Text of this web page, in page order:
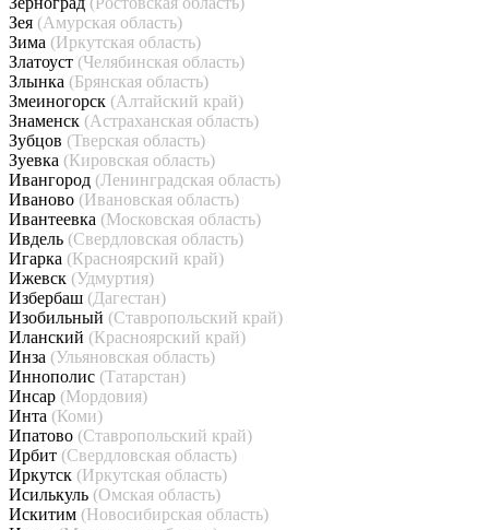
Зея (Амурская область)
Зима (Иркутская область)
Златоуст (Челябинская область)
Злынка (Брянская область)
Змеиногорск (Алтайский край)
Знаменск (Астраханская область)
Зубцов (Тверская область)
Зуевка (Кировская область)
Ивангород (Ленинградская область)
Иваново (Ивановская область)
Ивантеевка (Московская область)
Ивдель (Свердловская область)
Игарка (Красноярский край)
Ижевск (Удмуртия)
Избербаш (Дагестан)
Изобильный (Ставропольский край)
Иланский (Красноярский край)
Инза (Ульяновская область)
Иннополис (Татарстан)
Инсар (Мордовия)
Инта (Коми)
Ипатово (Ставропольский край)
Ирбит (Свердловская область)
Иркутск (Иркутская область)
Исилькуль (Омская область)
Искитим (Новосибирская область)